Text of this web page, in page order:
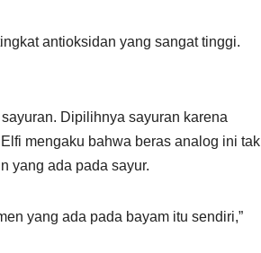
antioksidan yang sangat tinggi.
Dipilihnya sayuran karena
mengaku bahwa beras analog ini tak
yang ada pada sayur.
yang ada pada bayam itu sendiri,”